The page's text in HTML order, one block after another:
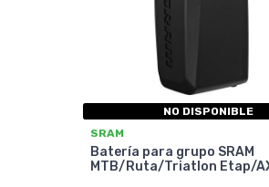
NO DISPONIBLE
SRAM
Batería para grupo SRAM
MTB/Ruta/Triatlon Etap/